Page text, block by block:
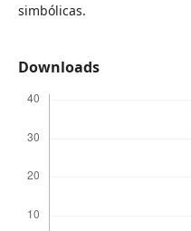
simbólicas.
Downloads